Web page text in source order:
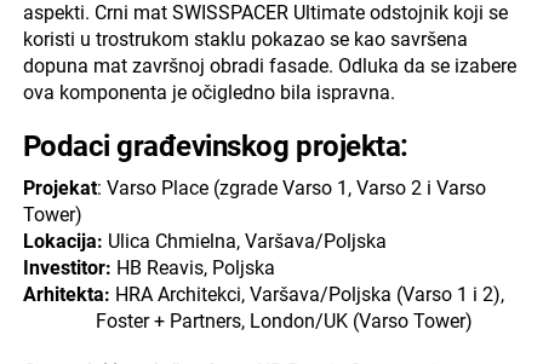
aspekti. Crni mat SWISSPACER Ultimate odstojnik koji se
koristi u trostrukom staklu pokazao se kao savršena
dopuna mat završnoj obradi fasade. Odluka da se izabere
ova komponenta je očigledno bila ispravna.
Podaci građevinskog projekta:
Projekat: Varso Place (zgrade Varso 1, Varso 2 i Varso
Tower)
Lokacija: Ulica Chmielna, Varšava/Poljska
Investitor: HB Reavis, Poljska
Arhitekta: HRA Architekci, Varšava/Poljska (Varso 1 i 2),
Foster + Partners, London/UK (Varso Tower)